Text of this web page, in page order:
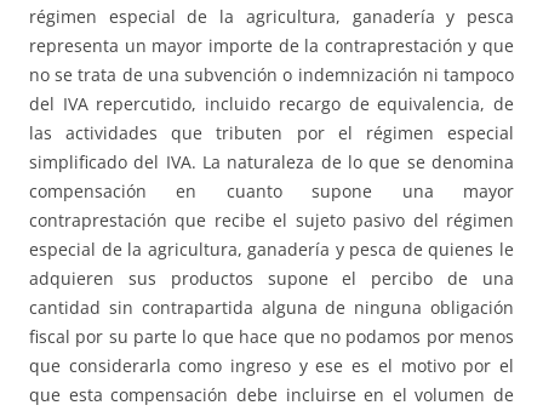
régimen especial de la agricultura, ganadería y pesca
representa un mayor importe de la contraprestación y que
no se trata de una subvención o indemnización ni tampoco
del IVA repercutido, incluido recargo de equivalencia, de
las actividades que tributen por el régimen especial
simplificado del IVA. La naturaleza de lo que se denomina
compensación en cuanto supone una mayor
contraprestación que recibe el sujeto pasivo del régimen
especial de la agricultura, ganadería y pesca de quienes le
adquieren sus productos supone el percibo de una
cantidad sin contrapartida alguna de ninguna obligación
fiscal por su parte lo que hace que no podamos por menos
que considerarla como ingreso y ese es el motivo por el
que esta compensación debe incluirse en el volumen de